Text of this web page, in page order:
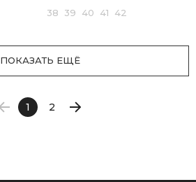
38 39 40 41 42
ПОКАЗАТЬ ЕЩЁ
1 2